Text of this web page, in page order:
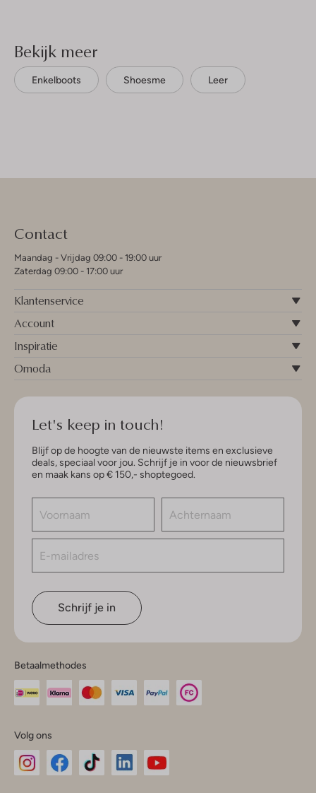
Bekijk meer
Enkelboots Shoesme Leer
Contact
Maandag - Vrijdag 09:00 - 19:00 uur
Zaterdag 09:00 - 17:00 uur
Klantenservice
Account
Inspiratie
Omoda
Let's keep in touch!
Blijf op de hoogte van de nieuwste items en exclusieve
deals, speciaal voor jou. Schrijf je in voor de nieuwsbrief
en maak kans op € 150,- shoptegoed.
Schrijf je in
Betaalmethodes
Volg ons